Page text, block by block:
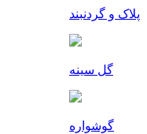
پلاک و گردنبند
گل سینه
گوشواره